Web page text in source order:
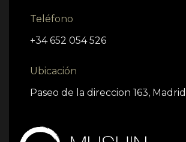
Teléfono
+34 652 054 526
Ubicación
Paseo de la direccion 163, Madrid